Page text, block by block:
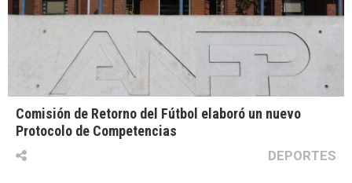
Comisión de Retorno del Fútbol elaboró un nuevo
Protocolo de Competencias
DEPORTES